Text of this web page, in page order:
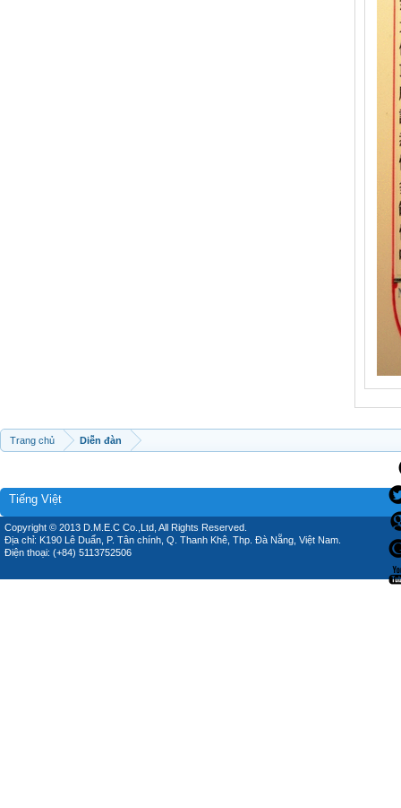
Trang chủ Diễn đàn
Tiếng Việt
Copyright © 2013 D.M.E.C Co.,Ltd, All Rights Reserved.
Địa chỉ: K190 Lê Duẩn, P. Tân chính, Q. Thanh Khê, Thp. Đà Nẵng, Việt Nam.
Điện thoại: (+84) 5113752506